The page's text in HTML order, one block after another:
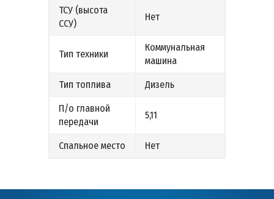
ТСУ (высота
ССУ)
Нет
Тип техники
Коммунальная
машина
Тип топлива Дизель
П/о главной
передачи
5,11
Спальное место Нет